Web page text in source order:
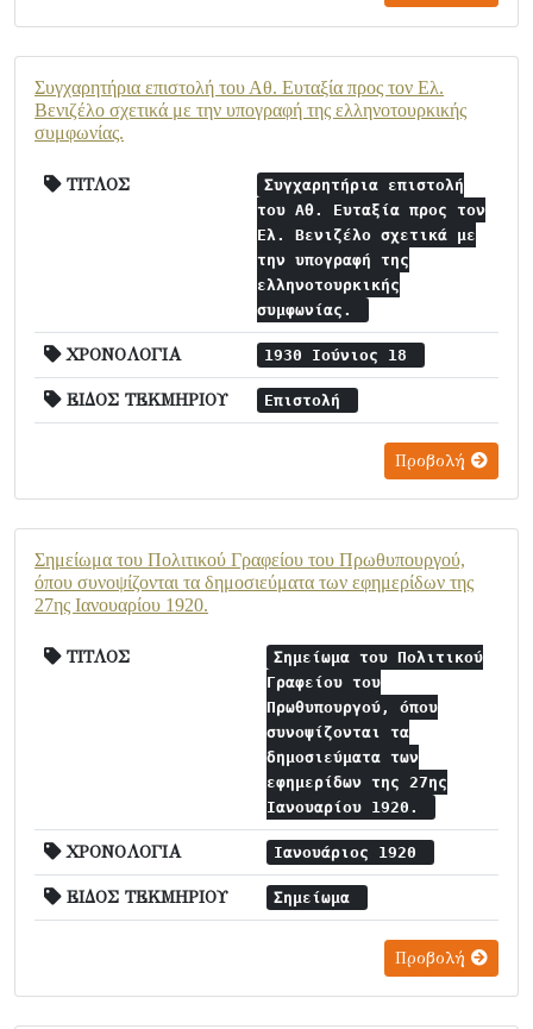
Συγχαρητήρια επιστολή του Αθ. Ευταξία προς τον Ελ.
Βενιζέλο σχετικά με την υπογραφή της ελληνοτουρκικής
συμφωνίας.
ΤΙΤΛΟΣ
Συγχαρητήρια επιστολή
του Αθ. Ευταξία προς τον
Ελ. Βενιζέλο σχετικά με
την υπογραφή της
ελληνοτουρκικής
συμφωνίας.
ΧΡΟΝΟΛΟΓΙΑ 1930 Ιούνιος 18
ΕΙΔΟΣ ΤΕΚΜΗΡΙΟΥ Επιστολή
Προβολή
Σημείωμα του Πολιτικού Γραφείου του Πρωθυπουργού,
όπου συνοψίζονται τα δημοσιεύματα των εφημερίδων της
27ης Ιανουαρίου 1920.
ΤΙΤΛΟΣ
Σημείωμα του Πολιτικού
Γραφείου του
Πρωθυπουργού, όπου
συνοψίζονται τα
δημοσιεύματα των
εφημερίδων της 27ης
Ιανουαρίου 1920.
ΧΡΟΝΟΛΟΓΙΑ Ιανουάριος 1920
ΕΙΔΟΣ ΤΕΚΜΗΡΙΟΥ Σημείωμα
Προβολή